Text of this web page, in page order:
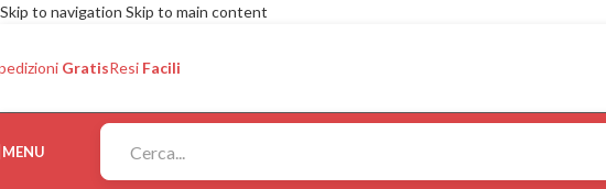
Skip to navigation Skip to main content
GratisResi Facili
MENU